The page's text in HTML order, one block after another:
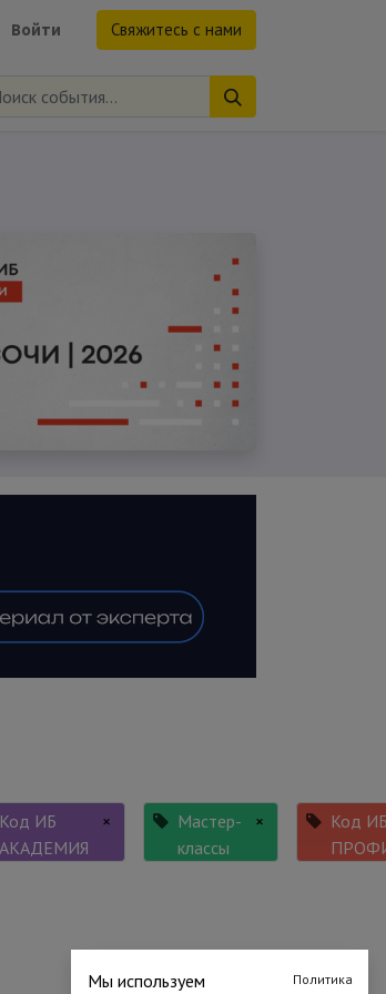
Войти Свяжитесь с нами
Код ИБ
АКАДЕМИЯ
×
Мастер-
классы
×
Код
Мы используем
Политика